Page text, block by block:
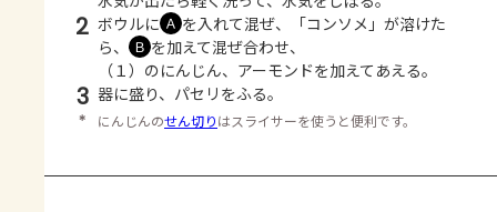
2 ボウルに Ａ を入れて混ぜ、「コンソメ」が溶けた
ら、
Ｂ を加えて混ぜ合わせ、
（１）のにんじん、アーモンドを加えてあえる。
3 器に盛り、パセリをふる。
＊ にんじんのせん切りはスライサーを使うと便利です。